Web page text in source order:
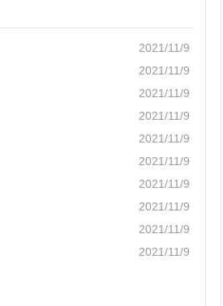
2021/11/9
2021/11/9
2021/11/9
2021/11/9
2021/11/9
2021/11/9
2021/11/9
2021/11/9
2021/11/9
2021/11/9